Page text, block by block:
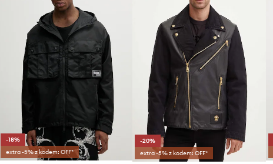
ID Produktu
-18%
extra -5% z kodem: OFF*
-20%
extra -5% z kodem: OFF*